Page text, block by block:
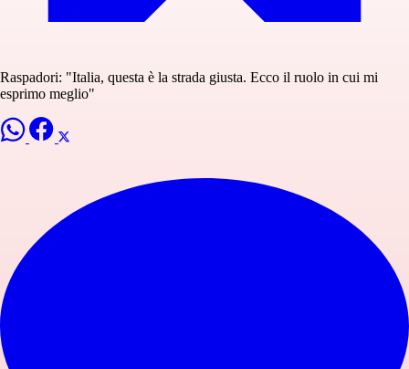
Raspadori: "Italia, questa è la strada giusta. Ecco il ruolo in cui mi
esprimo meglio"